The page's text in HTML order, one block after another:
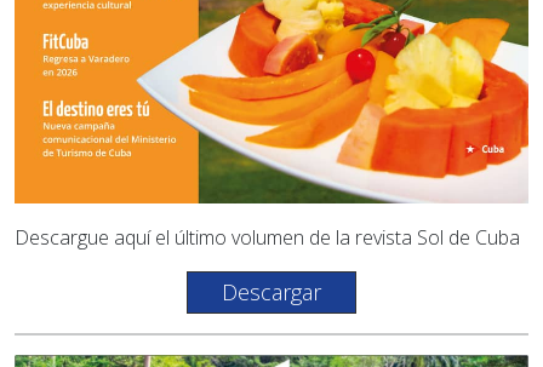
Descargue aquí el último volumen de la revista Sol de Cuba
Descargar